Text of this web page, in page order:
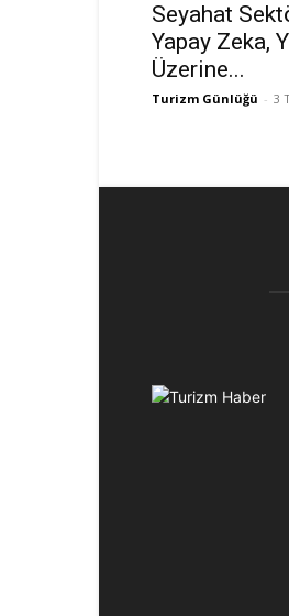
Seyahat
Yapay Zeka,
Üzerine...
Turizm Günlüğü - 3